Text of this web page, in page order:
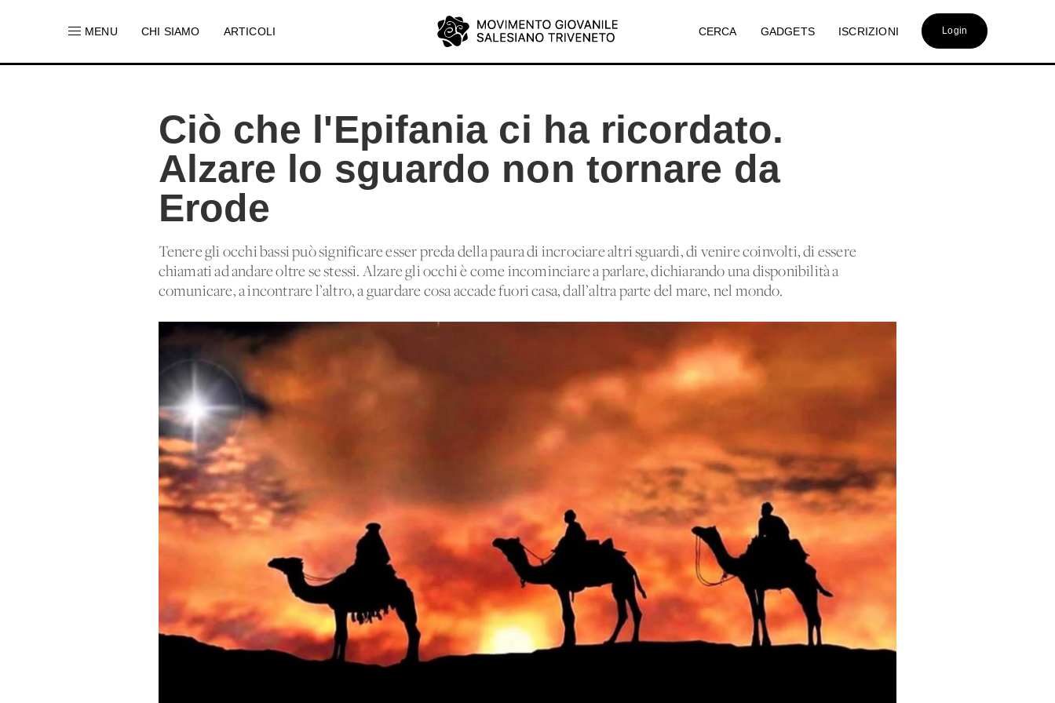
MENU CHI SIAMO ARTICOLI CERCA GADGETS ISCRIZIONI Login
Ciò che l'Epifania ci ha ricordato.
Alzare lo sguardo non tornare da
Erode
Tenere gli occhi bassi può significare esser preda della paura di incrociare altri sguardi, di venire coinvolti, di essere
chiamati ad andare oltre se stessi. Alzare gli occhi è come incominciare a parlare, dichiarando una disponibilità a
comunicare, a incontrare l’altro, a guardare cosa accade fuori casa, dall’altra parte del mare, nel mondo.